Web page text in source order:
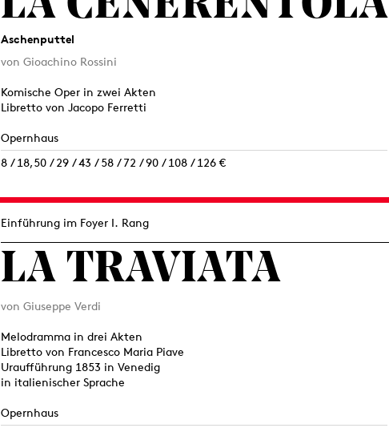
Aschenputtel
von Gioachino Rossini
Komische Oper in zwei Akten
Libretto von Jacopo Ferretti
Opernhaus
8 / 18,50 / 29 / 43 / 58 / 72 / 90 / 108 / 126 €
Einführung im Foyer I. Rang
LA TRAVIATA
von Giuseppe Verdi
Melodramma in drei Akten
Libretto von Francesco Maria Piave
Uraufführung 1853 in Venedig
in italienischer Sprache
Opernhaus